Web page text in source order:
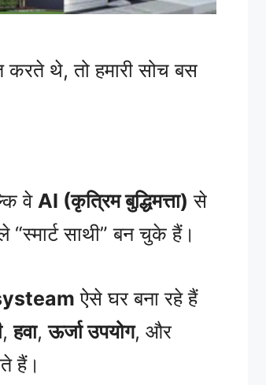
करते थे, तो हमारी सोच बस
वे AI (कृत्रिम बुद्धिमत्ता) से
साथी” बन चुके हैं।
ऐसे घर बना रहे हैं
,हवा,ऊर्जा उपयोग, और
हैं।